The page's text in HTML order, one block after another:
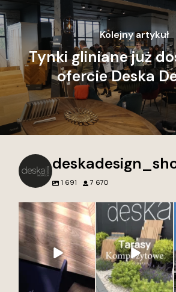
Kolejny artykuł
Tynki gliniane już
ofercie Deska
1 691 7 670
Nie tworzymy tylko
wnętrz. Tworzymy
przestrzenie, do
których chce się
wracać.
Każdy projekt to
połączenie jakości,
estetyki i dbałości o
najmniejsze detale.
Wierzymy, że to
Przed naszym
showroomem Deska
Design w Gdyni każdy
detal opowiada
historię. Otocz się
piękną zielenią i
wyjątkowymi
dekorami.
Zapraszamy po
inspirację, klasykę i
nowoczesność w